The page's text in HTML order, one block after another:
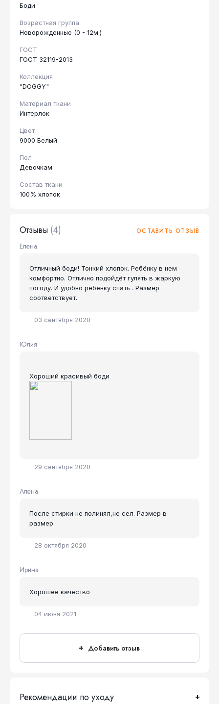
Боди
Возрастная группа
Новорожденные (0 - 12м.)
ГОСТ
ГОСТ 32119-2013
Коллекция
"DOGGY"
Материал ткани
Интерлок
Цвет
9000 Белый
Пол
Девочкам
Состав ткани
100% хлопок
Отзывы (4) ОСТАВИТЬ ОТЗЫВ
Елена
03 сентября 2020
Отличный боди! Тонкий хлопок. Ребёнку в нем
комфортно. Отлично подойдёт гулять в жаркую
погоду. И удобно ребёнку спать . Размер
соответствует.
Юлия
29 сентября 2020
Хороший красивый боди
Алена
28 октября 2020
После стирки не полинял,не сел. Размер в
размер
Ирина
04 июня 2021
Хорошее качество
Добавить отзыв
Рекомендации по уходу